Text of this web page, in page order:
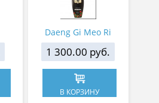
Daeng Gi Meo Ri
1 300.00 руб.
В КОРЗИНУ